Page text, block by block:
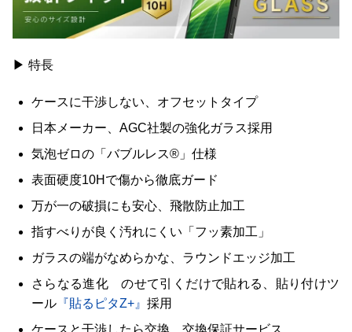
▶ 特長
ケースに干渉しない、オフセットタイプ
日本メーカー、AGC社製の強化ガラス採用
気泡ゼロの「バブルレス®」仕様
表面硬度10Hで傷から徹底ガード
万が一の破損にも安心、飛散防止加工
指すべりが良く汚れにくい「フッ素加工」
ガラスの端がなめらかな、ラウンドエッジ加工
さらなる進化 のせて引くだけで貼れる、貼り付けツ
ール 『貼るピタZ+』 採用